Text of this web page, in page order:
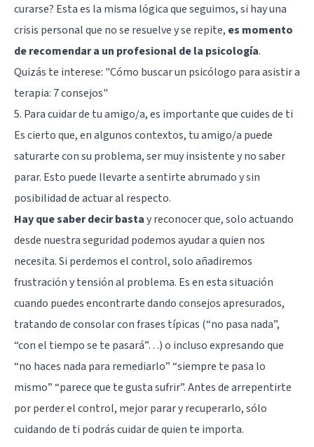
curarse? Esta es la misma lógica que seguimos, si hay una
crisis personal que no se resuelve y se repite, es momento
de recomendar a un profesional de la psicología.
Quizás te interese: "Cómo buscar un psicólogo para asistir a
terapia: 7 consejos"
5. Para cuidar de tu amigo/a, es importante que cuides de ti
Es cierto que, en algunos contextos, tu amigo/a puede
saturarte con su problema, ser muy insistente y no saber
parar. Esto puede llevarte a sentirte abrumado y sin
posibilidad de actuar al respecto.
Hay que saber decir bastay reconocer que, solo actuando
desde nuestra seguridad podemos ayudar a quien nos
necesita. Si perdemos el control, solo añadiremos
frustración y tensión al problema. Es en esta situación
cuando puedes encontrarte dando consejos apresurados,
tratando de consolar con frases típicas (“no pasa nada”,
“con el tiempo se te pasará”…) o incluso expresando que
“no haces nada para remediarlo” “siempre te pasa lo
mismo” “parece que te gusta sufrir”. Antes de arrepentirte
por perder el control, mejor parar y recuperarlo, sólo
cuidando de ti podrás cuidar de quien te importa.